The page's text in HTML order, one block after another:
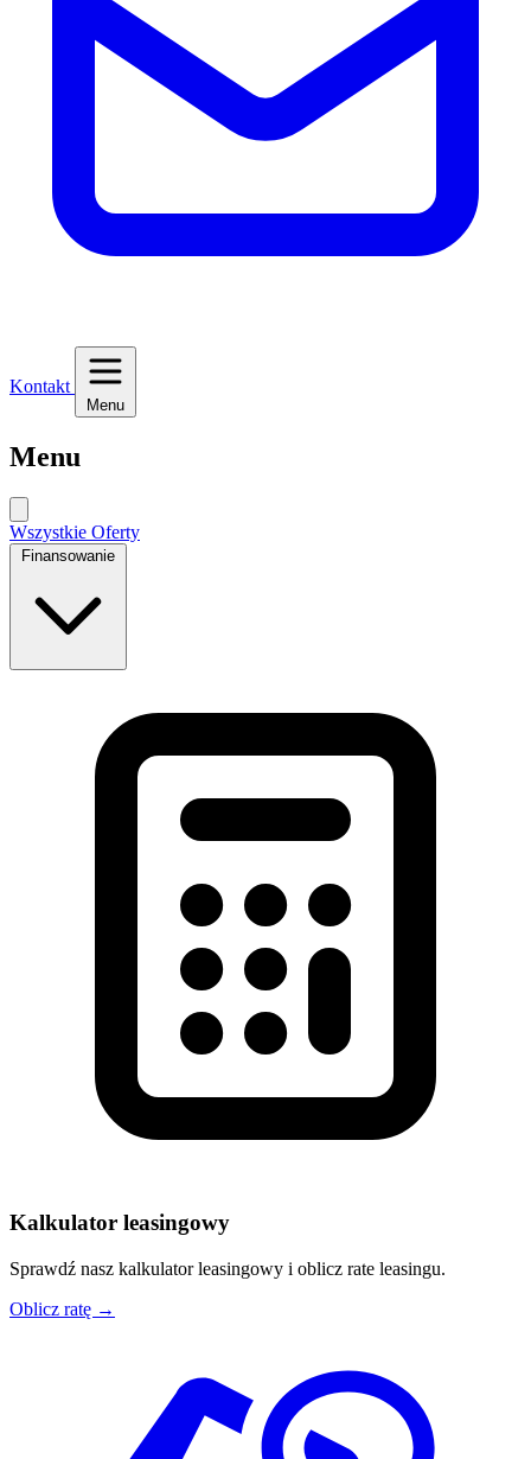
Kontakt
Menu
Menu
Wszystkie Oferty
Finansowanie
Kalkulator leasingowy
Sprawdź nasz kalkulator leasingowy i oblicz rate leasingu.
Oblicz ratę →